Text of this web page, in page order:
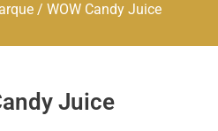
/ WOW Candy Juice
Juice